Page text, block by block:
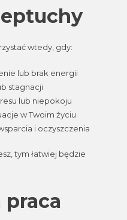
wtedy, gdy:
lub brak energii
stagnacji
lub niepokoju
w Twoim życiu
i oczyszczenia
tym łatwiej będzie